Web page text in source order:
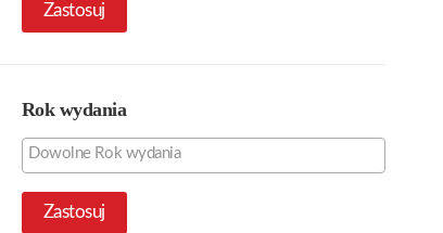
Zastosuj
Rok wydania
Zastosuj